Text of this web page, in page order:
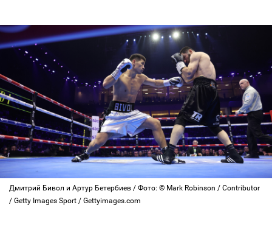
Дмитрий Бивол и Артур Бетербиев / Фото: © Mark Robinson / Contributor
/ Getty Images Sport / Gettyimages.com